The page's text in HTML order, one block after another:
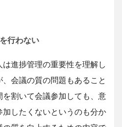
行わない
進捗管理の重要性を理解し
会議の質の問題もあること
割いて会議参加しても、意
したくないというのも分か